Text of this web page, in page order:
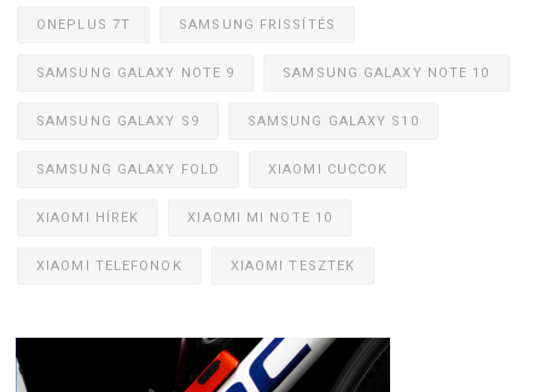
ONEPLUS 7T SAMSUNG FRISSÍTÉS
SAMSUNG GALAXY NOTE 9 SAMSUNG GALAXY NOTE 10
SAMSUNG GALAXY S9 SAMSUNG GALAXY S10
SAMSUNG GALAXY FOLD XIAOMI CUCCOK
XIAOMI HÍREK XIAOMI MI NOTE 10
XIAOMI TELEFONOK XIAOMI TESZTEK